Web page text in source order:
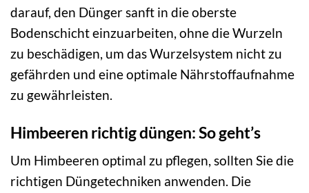
darauf, den Dünger sanft in die oberste
Bodenschicht einzuarbeiten, ohne die Wurzeln
zu beschädigen, um das Wurzelsystem nicht zu
gefährden und eine optimale Nährstoffaufnahme
zu gewährleisten.
Himbeeren richtig düngen: So geht’s
Um Himbeeren optimal zu pflegen, sollten Sie die
richtigen Düngetechniken anwenden. Die